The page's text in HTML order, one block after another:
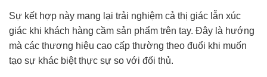
Sự kết hợp này mang lại trải nghiệm cả thị giác lẫn xúc
giác khi khách hàng cầm sản phẩm trên tay. Đây là hướng
mà các thương hiệu cao cấp thường theo đuổi khi muốn
tạo sự khác biệt thực sự so với đối thủ.